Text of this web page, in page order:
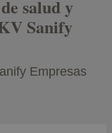
salud y
Sanify
Empresas